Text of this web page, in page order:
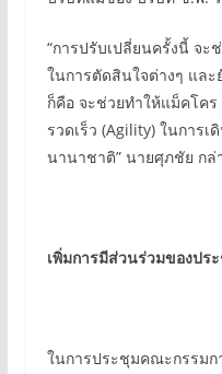
“การปรับเปลี่ยนครั้งนี้ จะ
ในการตัดสินใจต่างๆ แล
ก็คือ จะช่วยทำให้แม็คโค
รวดเร็ว (Agility) ในการ
นานาชาติ” นายศุภชัย กล่
เพิ่มการมีส่วนร่วมของปร
ในการประชุมคณะกรรม